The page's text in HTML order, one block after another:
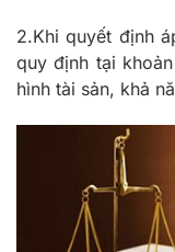
2.Khi quyết định
quy định tại
hình tài sản, khả